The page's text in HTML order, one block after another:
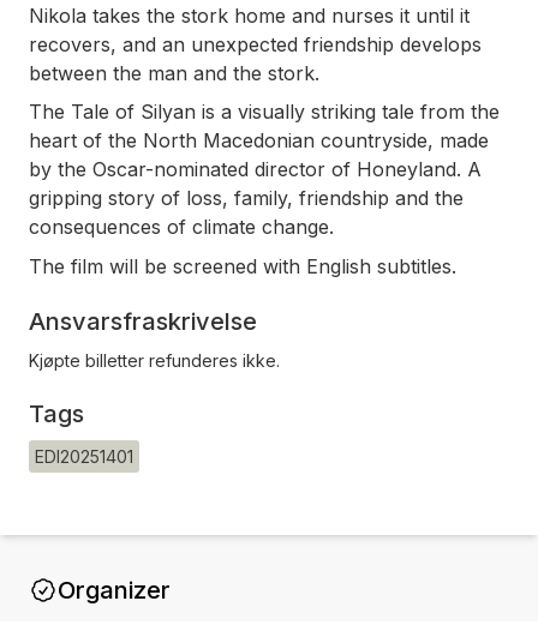
Nikola takes the stork home and nurses it until it
recovers, and an unexpected friendship develops
between the man and the stork.
The Tale of Silyan is a visually striking tale from the
heart of the North Macedonian countryside, made
by the Oscar-nominated director of Honeyland. A
gripping story of loss, family, friendship and the
consequences of climate change.
The film will be screened with English subtitles.
Ansvarsfraskrivelse
Kjøpte billetter refunderes ikke.
Tags
EDI20251401
Organizer